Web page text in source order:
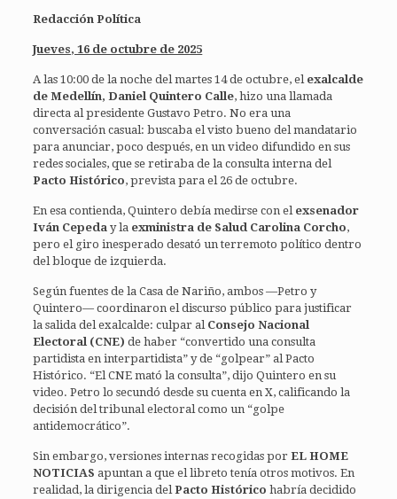
Redacción Política
Jueves, 16 de octubre de 2025
A las 10:00 de la noche del martes 14 de octubre, el exalcalde
de Medellín, Daniel Quintero Calle, hizo una llamada
directa al presidente Gustavo Petro. No era una
conversación casual: buscaba el visto bueno del mandatario
para anunciar, poco después, en un video difundido en sus
redes sociales, que se retiraba de la consulta interna del
Pacto Histórico, prevista para el 26 de octubre.
En esa contienda, Quintero debía medirse con el exsenador
Iván Cepeda y la exministra de Salud Carolina Corcho,
pero el giro inesperado desató un terremoto político dentro
del bloque de izquierda.
Según fuentes de la Casa de Nariño, ambos —Petro y
Quintero— coordinaron el discurso público para justificar
la salida del exalcalde: culpar al Consejo Nacional
Electoral (CNE) de haber “convertido una consulta
partidista en interpartidista” y de “golpear” al Pacto
Histórico. “El CNE mató la consulta”, dijo Quintero en su
video. Petro lo secundó desde su cuenta en X, calificando la
decisión del tribunal electoral como un “golpe
antidemocrático”.
Sin embargo, versiones internas recogidas por EL HOME
NOTICIASapuntan a que el libreto tenía otros motivos. En
realidad, la dirigencia delPacto Histórico habría decidido